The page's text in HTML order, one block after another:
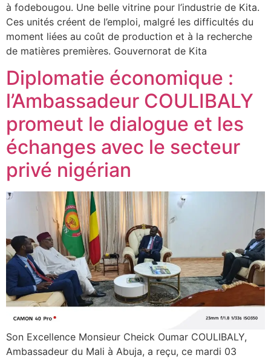
à fodebougou. Une belle vitrine pour l’industrie de Kita.
Ces unités créent de l’emploi, malgré les difficultés du
moment liées au coût de production et à la recherche
de matières premières. Gouvernorat de Kita
Diplomatie économique :
l’Ambassadeur COULIBALY
promeut le dialogue et les
échanges avec le secteur
privé nigérian
Son Excellence Monsieur Cheick Oumar COULIBALY,
Ambassadeur du Mali à Abuja, a reçu, ce mardi 03